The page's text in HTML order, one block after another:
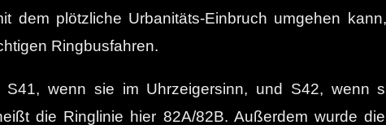
dem plötzliche Urbanitäts-Einbruch umgehen
Ringbusfahren.
wenn sie im Uhrzeigersinn, und S42, wenn
die Ringlinie hier 82A/82B. Außerdem wurde